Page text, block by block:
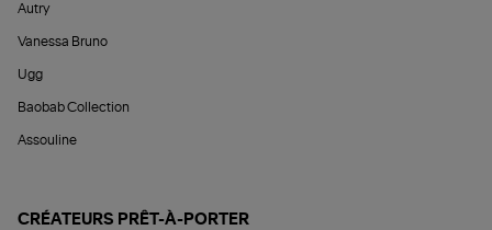
Autry
Vanessa Bruno
Ugg
Baobab Collection
Assouline
CRÉATEURS PRÊT-À-PORTER